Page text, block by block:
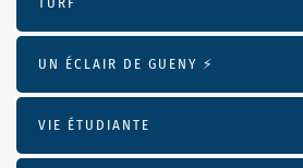
UN ÉCLAIR DE GUENY ⚡️
VIE ÉTUDIANTE